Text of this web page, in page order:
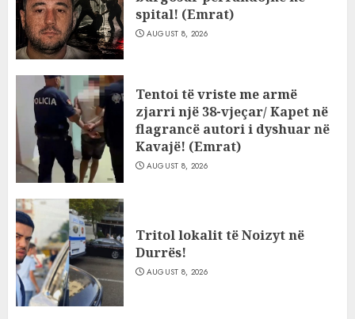
spital! (Emrat)
AUGUST 8, 2026
Tentoi të vriste me armë
zjarri një 38-vjeçar/ Kapet në
flagrancë autori i dyshuar në
Kavajë! (Emrat)
AUGUST 8, 2026
Tritol lokalit të Noizyt në
Durrës!
AUGUST 8, 2026